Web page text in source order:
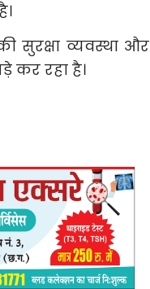
सुरक्षा व्यवस्था और
कर रहा है।